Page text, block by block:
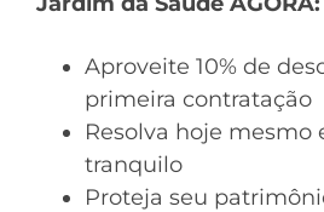
Aproveite 10% de
primeira contratação
Resolva hoje mesmo
tranquilo
Proteja seu